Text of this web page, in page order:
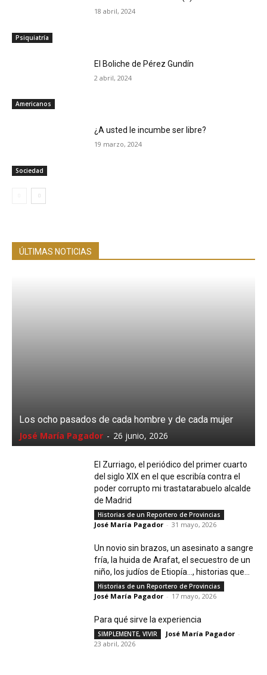
Psiquiatría
18 abril, 2024
Americanos
El Boliche de Pérez Gundín
2 abril, 2024
Sociedad
¿A usted le incumbe ser libre?
19 marzo, 2024
ÚLTIMAS NOTICIAS
Los ocho pasados de cada hombre y de cada mujer
José María Pagador - 26 junio, 2026
El Zurriago, el periódico del primer cuarto
del siglo XIX en el que escribía contra el
poder corrupto mi trastatarabuelo alcalde
de Madrid
Historias de un Reportero de Provincias
José María Pagador - 31 mayo, 2026
Un novio sin brazos, un asesinato a sangre
fría, la huida de Arafat, el secuestro de un
niño, los judíos de Etiopía…, historias que...
Historias de un Reportero de Provincias
José María Pagador - 17 mayo, 2026
Para qué sirve la experiencia
SIMPLEMENTE, VIVIR José María Pagador -
23 abril, 2026